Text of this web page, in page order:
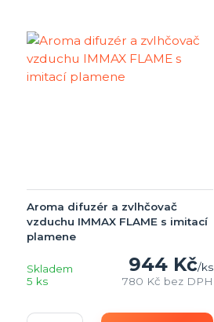
Aroma difuzér a zvlhčovač
vzduchu IMMAX FLAME s imitací
plamene
944 Kč/ks
780 Kč bez DPH
Skladem
5 ks